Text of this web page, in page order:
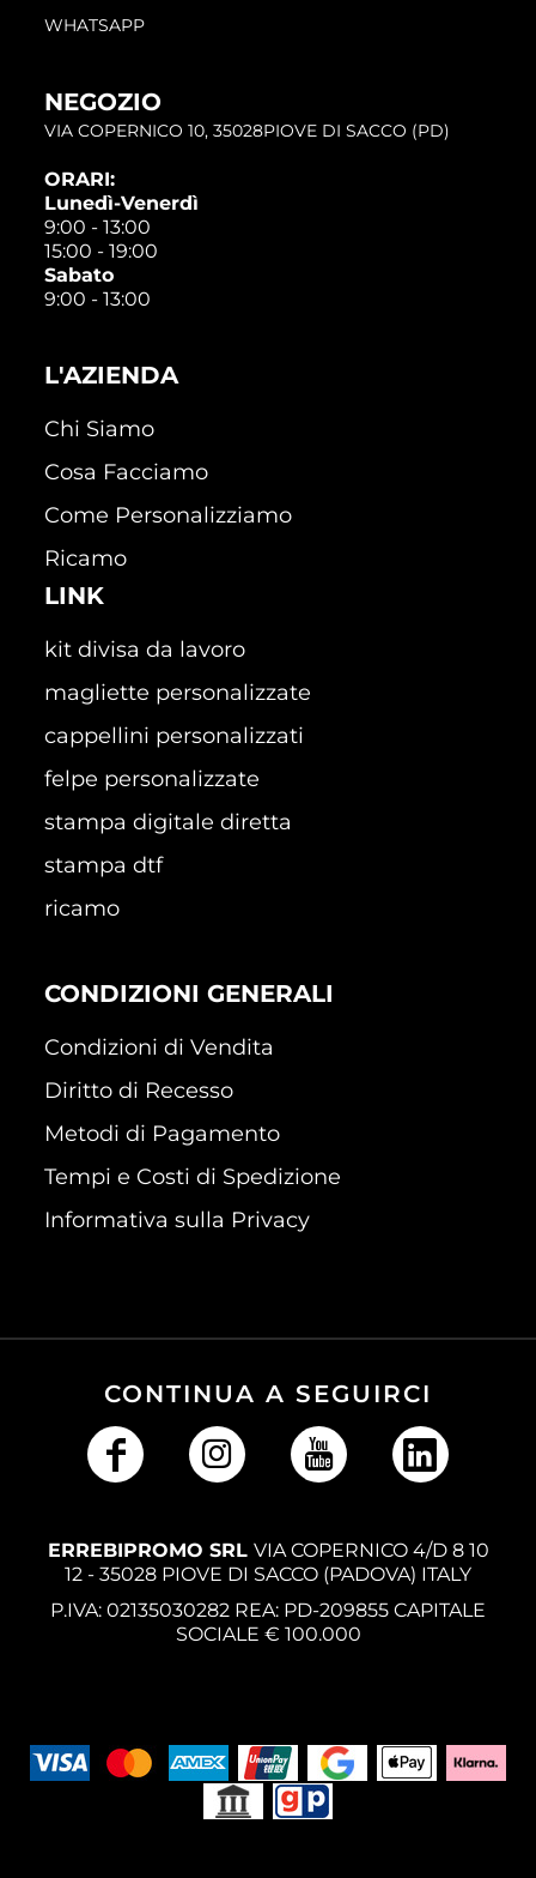
WHATSAPP
NEGOZIO
VIA COPERNICO 10, 35028PIOVE DI SACCO (PD)
ORARI:
Lunedì-Venerdì
9:00 - 13:00
15:00 - 19:00
Sabato
9:00 - 13:00
L'AZIENDA
Chi Siamo
Cosa Facciamo
Come Personalizziamo
Ricamo
LINK
kit divisa da lavoro
magliette personalizzate
cappellini personalizzati
felpe personalizzate
stampa digitale diretta
stampa dtf
ricamo
CONDIZIONI GENERALI
Condizioni di Vendita
Diritto di Recesso
Metodi di Pagamento
Tempi e Costi di Spedizione
Informativa sulla Privacy
CONTINUA A SEGUIRCI
ERREBIPROMO SRL VIA COPERNICO 4/D 8 10
12 - 35028 PIOVE DI SACCO (PADOVA) ITALY
P.IVA: 02135030282 REA: PD-209855 CAPITALE
SOCIALE € 100.000